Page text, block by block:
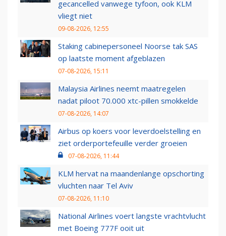
gecancelled vanwege tyfoon, ook KLM
vliegt niet
09-08-2026, 12:55
Staking cabinepersoneel Noorse tak SAS
op laatste moment afgeblazen
07-08-2026, 15:11
Malaysia Airlines neemt maatregelen
nadat piloot 70.000 xtc-pillen smokkelde
07-08-2026, 14:07
Airbus op koers voor leverdoelstelling en
ziet orderportefeuille verder groeien
07-08-2026, 11:44
KLM hervat na maandenlange opschorting
vluchten naar Tel Aviv
07-08-2026, 11:10
National Airlines voert langste vrachtvlucht
met Boeing 777F ooit uit